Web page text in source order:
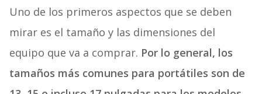
Uno de los primeros aspectos que se deben
mirar es el tamaño y las dimensiones del
equipo que va a comprar. Por lo general, los
tamaños más comunes para portátiles son de